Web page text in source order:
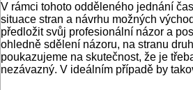
V rámci tohoto odděleného jednání
situace stran a návrhu možných
předložit svůj profesionální názor a
ohledně sdělení názoru, na stranu
poukazujeme na skutečnost, že je
nezávazný. V ideálním případě by